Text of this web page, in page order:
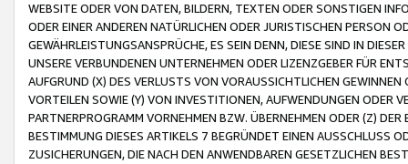
WEBSITE ODER VON DATEN, BILDERN, TEXTEN ODER SONSTIGEN
ODER EINER ANDEREN NATÜRLICHEN ODER JURISTISCHEN PERSON
GEWÄHRLEISTUNGSANSPRÜCHE, ES SEIN DENN, DIESE SIND IN
UNSERE VERBUNDENEN UNTERNEHMEN ODER LIZENZGEBER FÜR
AUFGRUND (X) DES VERLUSTS VON VORAUSSICHTLICHEN
VORTEILEN SOWIE (Y) VON INVESTITIONEN, AUFWENDUNGEN ODER
PARTNERPROGRAMM VORNEHMEN BZW. ÜBERNEHMEN ODER (Z)
BESTIMMUNG DIESES ARTIKELS 7 BEGRÜNDET EINEN AUSSCHLUSS
ZUSICHERUNGEN, DIE NACH DEN ANWENDBAREN GESETZLICHEN